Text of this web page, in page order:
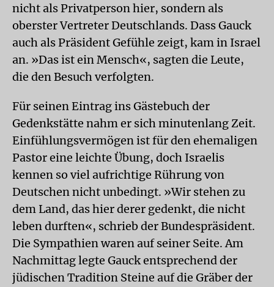
nicht als Privatperson hier, sondern als
oberster Vertreter Deutschlands. Dass Gauck
auch als Präsident Gefühle zeigt, kam in Israel
an. »Das ist ein Mensch«, sagten die Leute,
die den Besuch verfolgten.
Für seinen Eintrag ins Gästebuch der
Gedenkstätte nahm er sich minutenlang Zeit.
Einfühlungsvermögen ist für den ehemaligen
Pastor eine leichte Übung, doch Israelis
kennen so viel aufrichtige Rührung von
Deutschen nicht unbedingt. »Wir stehen zu
dem Land, das hier derer gedenkt, die nicht
leben durften«, schrieb der Bundespräsident.
Die Sympathien waren auf seiner Seite. Am
Nachmittag legte Gauck entsprechend der
jüdischen Tradition Steine auf die Gräber der